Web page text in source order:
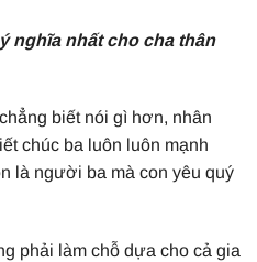
nghĩa nhất cho cha thân
biết nói gì hơn, nhân
chúc ba luôn luôn mạnh
là người ba mà con yêu quý
phải làm chỗ dựa cho cả gia